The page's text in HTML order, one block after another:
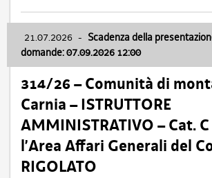
21.07.2026 - Scadenza della
domande: 07.09.2026 12:00
314/26 – Comunità di
Carnia – ISTRUTTORE
AMMINISTRATIVO – Cat.
l’Area Affari Generali del
RIGOLATO